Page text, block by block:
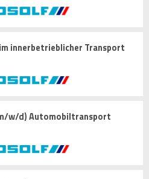
innerbetrieblicher Transport
w/d) Automobiltransport